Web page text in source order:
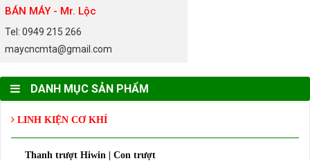
BÁN MÁY - Mr. Lộc
Tel: 0949 215 266
maycncmta@gmail.com
DANH MỤC SẢN PHẨM
LINH KIỆN CƠ KHÍ
Thanh trượt Hiwin | Con trượt